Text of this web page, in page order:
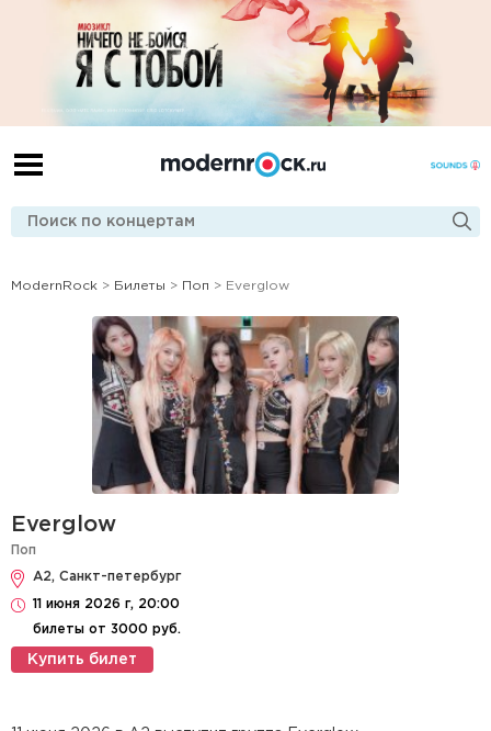
ModernRock > Билеты > Поп > Everglow
Everglow
Поп
А2, Санкт-петербург
11 июня 2026 г, 20:00
билеты от 3000 руб.
Купить билет